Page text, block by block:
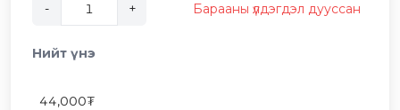
- + Барааны үлдэгдэл дууссан
Нийт үнэ
44,000₮